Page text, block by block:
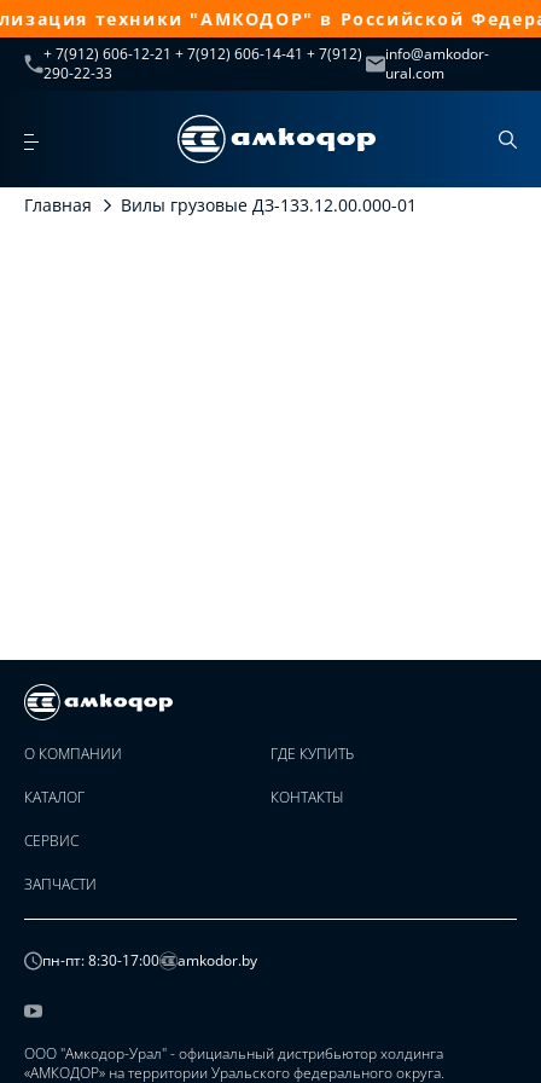
техники "АМКОДОР" в Российской
+ 7(912) 606-12-21 + 7(912) 606-14-41 + 7(912)
290-22-33
info@amkodor-
ural.com
Главная Вилы грузовые ДЗ-133.12.00.000-01
О КОМПАНИИ
КАТАЛОГ
СЕРВИС
ЗАПЧАСТИ
ГДЕ КУПИТЬ
КОНТАКТЫ
пн-пт: 8:30-17:00 amkodor.by
ООО "Амкодор-Урал" - официальный дистрибьютор холдинга
«АМКОДОР» на территории Уральского федерального округа.